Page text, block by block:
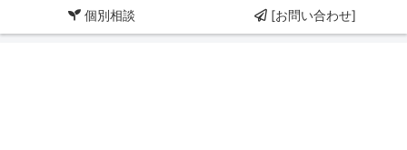
個別相談 [お問い合わせ]